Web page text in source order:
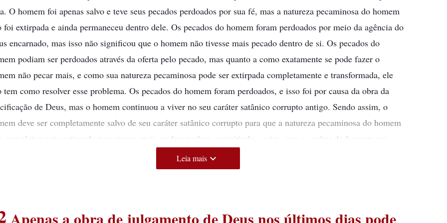
O homem foi apenas salvo e teve seus pecados perdoados por sua fé, mas a natureza pecaminosa do homem
foi extirpada e ainda permaneceu dentro dele. Os pecados do homem foram perdoados por meio da agência do
encarnado, mas isso não significou que o homem não tivesse mais pecado dentro de si. Os pecados do
podiam ser perdoados através da oferta pelo pecado, mas quanto a como exatamente se pode fazer o
não pecar mais, e como sua natureza pecaminosa pode ser extirpada completamente e transformada, ele
tem como resolver esse problema. Os pecados do homem foram perdoados, e isso foi por causa da obra da
de Deus, mas o homem continuou a viver no seu caráter satânico corrupto antigo. Sendo assim, o
deve ser completamente salvo de seu caráter satânico corrupto para que a natureza pecaminosa do homem
completamente extirpada para nunca mais se desenvolver, permitindo, assim, que o caráter do homem seja
Isso requer que o homem entenda a senda do crescimento na vida, entenda o caminho da vida e
o caminho para mudar seu caráter. Além disso, requer que o homem aja de acordo com essa senda, para
que possa libertar-se da influência das trevas de Satanás, emergindo, assim, completamente do pecado. Só
Leia mais
Apenas a obra de julgamento de Deus nos últimos dias pode